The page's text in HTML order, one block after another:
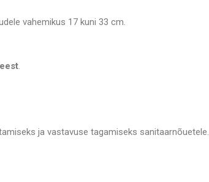
vahemikus 17 kuni 33 cm.
.
ja vastavuse tagamiseks sanitaarnõuetele.